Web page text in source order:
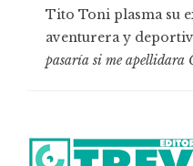
Tito Toni plasma su
aventurera y
pasaría si me apellidara